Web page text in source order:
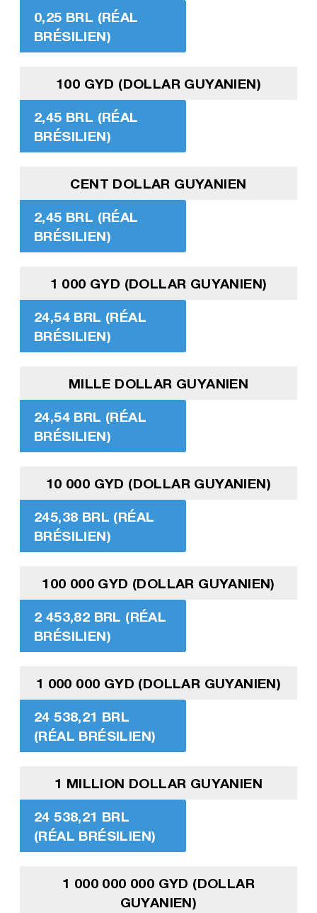
0,25 BRL (RÉAL
BRÉSILIEN)
100 GYD (DOLLAR GUYANIEN)
2,45 BRL (RÉAL
BRÉSILIEN)
CENT DOLLAR GUYANIEN
2,45 BRL (RÉAL
BRÉSILIEN)
1 000 GYD (DOLLAR GUYANIEN)
24,54 BRL (RÉAL
BRÉSILIEN)
MILLE DOLLAR GUYANIEN
24,54 BRL (RÉAL
BRÉSILIEN)
10 000 GYD (DOLLAR GUYANIEN)
245,38 BRL (RÉAL
BRÉSILIEN)
100 000 GYD (DOLLAR GUYANIEN)
2 453,82 BRL (RÉAL
BRÉSILIEN)
1 000 000 GYD (DOLLAR GUYANIEN)
24 538,21 BRL
(RÉAL BRÉSILIEN)
1 MILLION DOLLAR GUYANIEN
24 538,21 BRL
(RÉAL BRÉSILIEN)
1 000 000 000 GYD (DOLLAR
GUYANIEN)